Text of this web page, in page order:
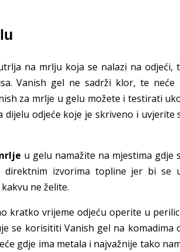
na mrlju koja se nalazi na
Vanish gel ne sadrži klor, te
za mrlje u gelu možete i testirati
odjeće koje je skriveno i uvjerite
u gelu namažite na mjestima
direktnim izvorima topline jer bi se
ne želite.
kratko vrijeme odjeću operite u
se korisititi Vanish gel na komadima
gdje ima metala i najvažnije tako